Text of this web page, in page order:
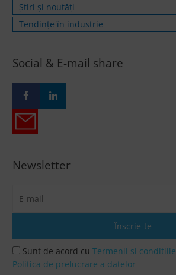
Știri și noutăți
Tendințe în industrie
Social & E-mail share
Newsletter
Sunt de acord cuTermenii si conditiile
Politica de prelucrare a datelor